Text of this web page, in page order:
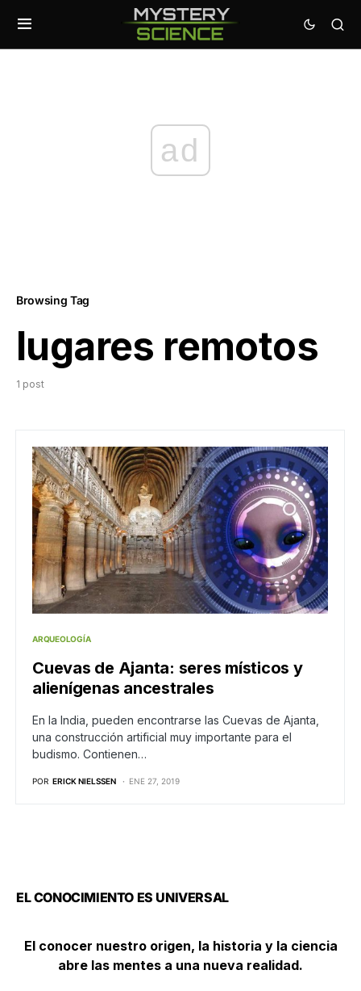
ad
Browsing Tag
lugares remotos
1 post
ARQUEOLOGÍA
Cuevas de Ajanta: seres místicos y
alienígenas ancestrales
En la India, pueden encontrarse las Cuevas de Ajanta,
una construcción artificial muy importante para el
budismo. Contienen…
POR ERICK NIELSSEN ENE 27, 2019
EL CONOCIMIENTO ES UNIVERSAL
El conocer nuestro origen, la historia y la ciencia
abre las mentes a una nueva realidad.